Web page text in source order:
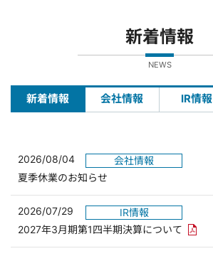
新着情報
NEWS
新着情報 会社情報 IR情報
2026/08/04
会社情報
夏季休業のお知らせ
2026/07/29
IR情報
2027年3月期第1四半期決算について PDF